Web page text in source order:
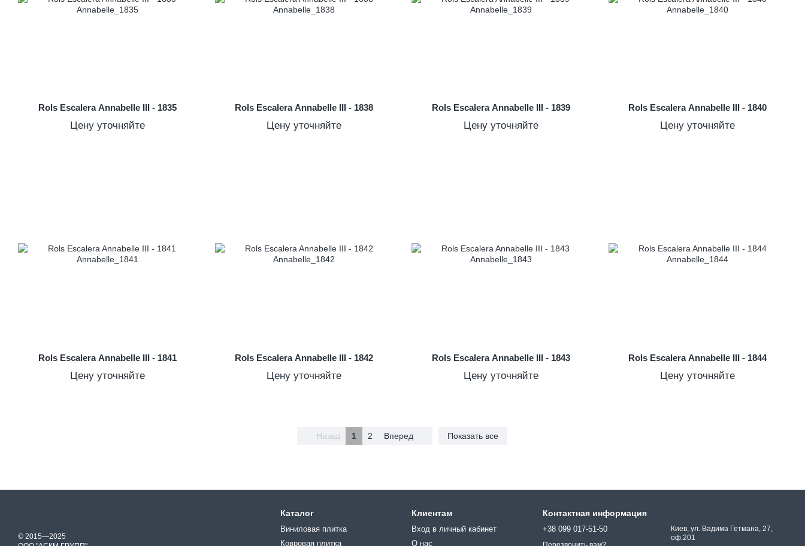
Rols Escalera Annabelle III - 1835
Цену уточняйте
Rols Escalera Annabelle III - 1838
Цену уточняйте
Rols Escalera Annabelle III - 1839
Цену уточняйте
Rols Escalera Annabelle III - 1840
Цену уточняйте
Rols Escalera Annabelle III - 1841
Цену уточняйте
Rols Escalera Annabelle III - 1842
Цену уточняйте
Rols Escalera Annabelle III - 1843
Цену уточняйте
Rols Escalera Annabelle III - 1844
Цену уточняйте
Назад 1 2 Вперед Показать все
© 2015—2025
Каталог
Виниловая плитка
Ковровая плитка
Клиентам
Вход в личный кабинет
О нас
Контактная информация
+38 099 017-51-50
Киев, ул. Вадима Гетмана, 27,
оф.201